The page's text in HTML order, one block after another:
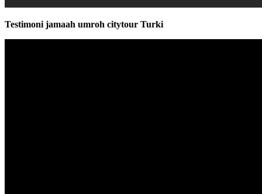
Testimoni jamaah umroh citytour Turki